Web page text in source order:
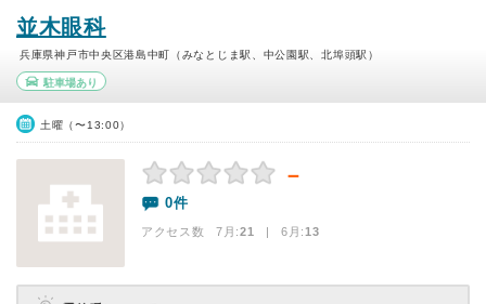
並木眼科
兵庫県神戸市中央区港島中町（みなとじま駅、中公園駅、北埠頭駅）
駐車場あり
土曜（〜13:00）
－
0件
アクセス数 7月:21 | 6月:13